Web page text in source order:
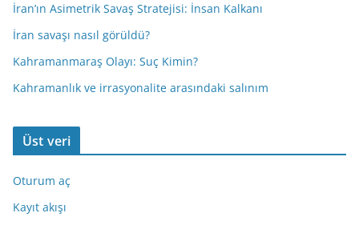
İran’ın Asimetrik Savaş Stratejisi: İnsan Kalkanı
İran savaşı nasıl görüldü?
Kahramanmaraş Olayı: Suç Kimin?
Kahramanlık ve irrasyonalite arasındaki salınım
Üst veri
Oturum aç
Kayıt akışı